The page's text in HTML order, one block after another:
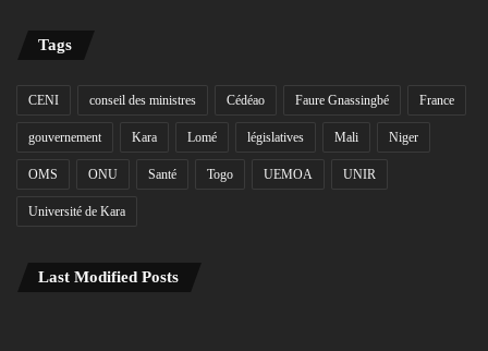
Tags
CENI conseil des ministres Cédéao Faure Gnassingbé France
gouvernement Kara Lomé législatives Mali Niger
OMS ONU Santé Togo UEMOA UNIR
Université de Kara
Last Modified Posts